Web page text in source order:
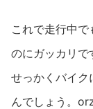
これで走行中
のにガッカリで
せっかくバイク
んでしょう。